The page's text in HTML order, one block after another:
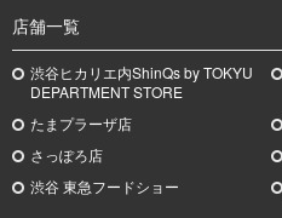
店舗一覧
渋谷ヒカリエ内ShinQs by TOKYU
DEPARTMENT STORE
たまプラーザ店
さっぽろ店
渋谷 東急フードショー